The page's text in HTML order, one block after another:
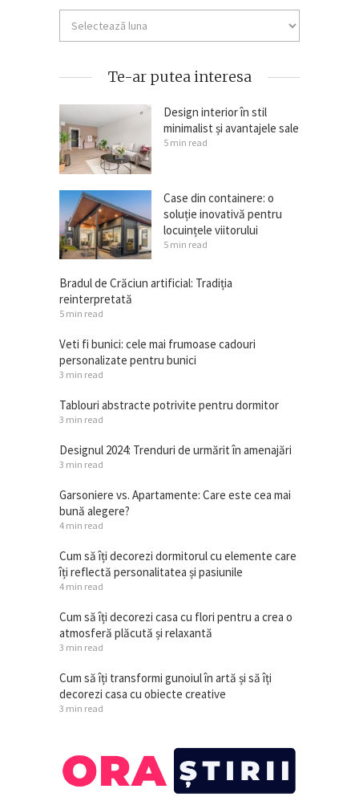
Te-ar putea interesa
Design interior în stil
minimalist și avantajele sale
5 min read
Case din containere: o
soluție inovativă pentru
locuințele viitorului
5 min read
Bradul de Crăciun artificial: Tradiția
reinterpretată
5 min read
Veti fi bunici: cele mai frumoase cadouri
personalizate pentru bunici
3 min read
Tablouri abstracte potrivite pentru dormitor
3 min read
Designul 2024: Trenduri de urmărit în amenajări
3 min read
Garsoniere vs. Apartamente: Care este cea mai
bună alegere?
4 min read
Cum să îți decorezi dormitorul cu elemente care
îți reflectă personalitatea și pasiunile
4 min read
Cum să îți decorezi casa cu flori pentru a crea o
atmosferă plăcută și relaxantă
3 min read
Cum să îți transformi gunoiul în artă și să îți
decorezi casa cu obiecte creative
3 min read